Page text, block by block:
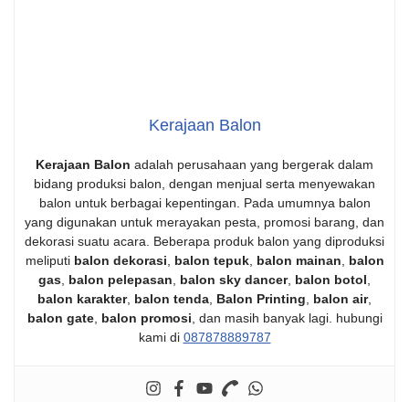
Kerajaan Balon
Kerajaan Balon adalah perusahaan yang bergerak dalam
bidang produksi balon, dengan menjual serta menyewakan
balon untuk berbagai kepentingan. Pada umumnya balon
yang digunakan untuk merayakan pesta, promosi barang, dan
dekorasi suatu acara. Beberapa produk balon yang diproduksi
meliputi balon dekorasi balon tepuk, balon mainan
balon
gas balon pelepasan balon sky dancer, balon botol
balon karakter, balon tenda Balon Printing balon air,
balon gate, balon promosi , dan masih banyak lagi. hubungi
kami di 087878889787